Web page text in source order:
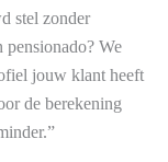
stel zonder
pensionado? We
jouw klant heeft
de berekening